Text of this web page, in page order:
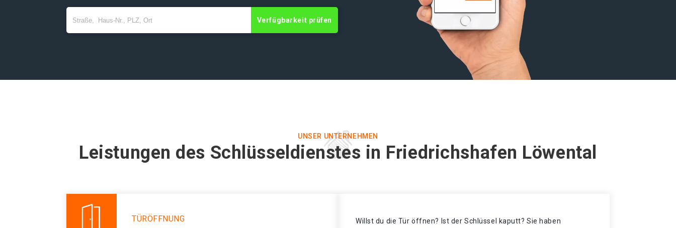
Verfügbarkeit prüfen
UNSER UNTERNEHMEN
Leistungen des Schlüsseldienstes in Friedrichshafen Löwental
TÜRÖFFNUNG
Willst du die Tür öffnen? Ist der Schlüssel kaputt? Sie haben